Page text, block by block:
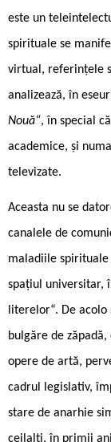
este un
spirituale se
virtual, referințele
analizează, în
Nouă“, în special
academice, și
televizate.
Aceasta nu se
canalele de
maladiile spirituale
spațiul universitar,
literelor“. De
bulgăre de
opere de artă,
cadrul legislativ,
stare de anarhie
ceilalți, în primii